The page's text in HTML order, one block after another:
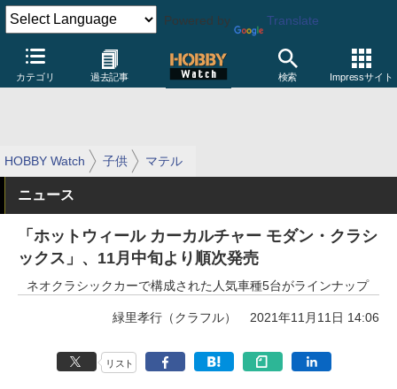
Powered by Translate
カテゴリ 過去記事 検索 Impressサイト
HOBBY Watch 子供 マテル
ニュース
「ホットウィール カーカルチャー モダン・クラシ
ックス」、11月中旬より順次発売
ネオクラシックカーで構成された人気車種5台がラインナップ
緑里孝行（クラフル） 2021年11月11日 14:06
リスト